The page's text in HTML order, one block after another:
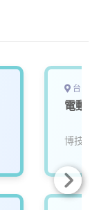
台中
電動
博技科